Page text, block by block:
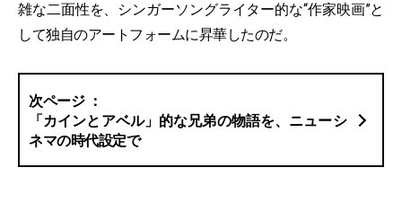
雑な二面性を、シンガーソングライター的な“作家映画”と
して独自のアートフォームに昇華したのだ。
「カインとアベル」的な兄弟の物語を、ニューシ
ネマの時代設定で